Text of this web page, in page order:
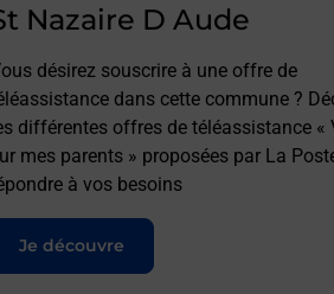
Nazaire D Aude
désirez souscrire à une offre de
dans cette commune ?
différentes offres de téléassistance «
mes parents » proposées par La
à vos besoins
Je découvre